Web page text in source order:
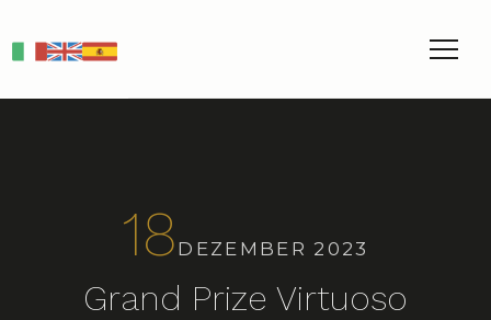
EN ES
18 DEZEMBER 2023
Grand Prize Virtuoso